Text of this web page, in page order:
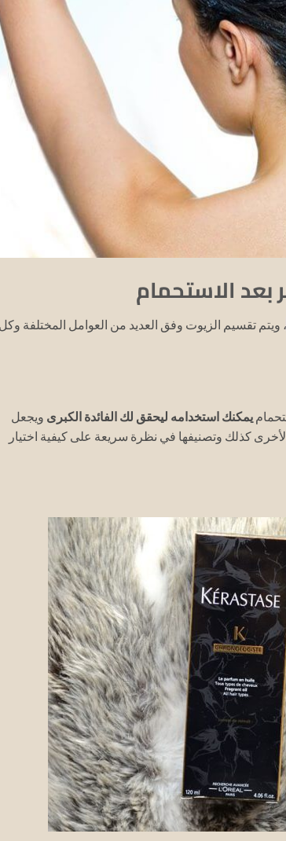
الاستحمام
، ويتم تقسيم الزيوت وفق العديد من العوامل المختلفة
يمكنك استخدامه ليحقق لك الفائدة الكبرى ويجعل
كذلك وتصنيفها في نظرة سريعة على كيفية اختيار